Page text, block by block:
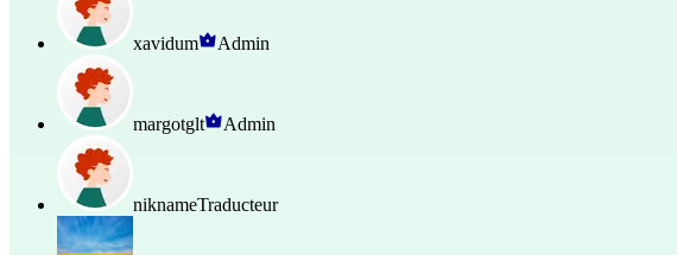
xavidum Admin
margotglt Admin
niknameTraducteur